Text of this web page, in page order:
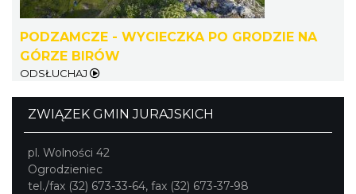
Poręba
13.42 km
PODZAMCZE - WYCIECZKA PO GRODZIE NA
GÓRZE BIRÓW
ODSŁUCHAJ
ZWIĄZEK GMIN JURAJSKICH
pl. Wolności 42
Ogrodzieniec
tel./fax (32) 673-33-64, fax (32) 673-37-98